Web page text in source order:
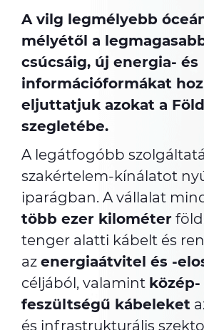
A vilg legmélyebb
mélyétől a
csúcsáig, új energia- és
információformákat
eljuttatjuk azokat a
szegletébe.
A legátfogóbb
szakértelem-kínálatot
iparágban. A vállalat
több ezer kilométer
tenger alatti kábelt és
az energiaátvitel és -
céljából, valamint közép-
feszültségű kábeleket
és infrastrukturális